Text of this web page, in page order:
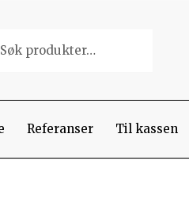
Referanser Til kassen